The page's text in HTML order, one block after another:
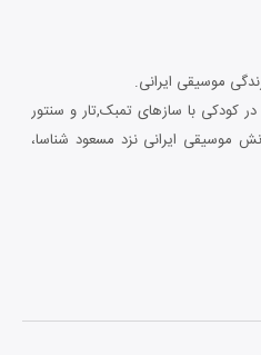
موسیقی ایرانی.
کودکی با سازهای تمبک,تار و سنتور
موسیقی ایرانی نزد مسعود شناسا،
استاد امامقلی امامی و استاد الهی